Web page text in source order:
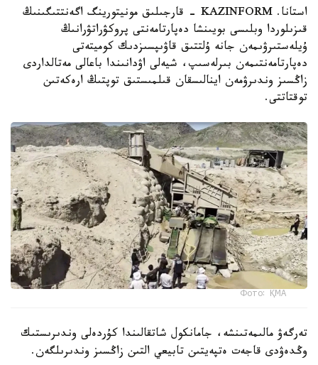
استانا. KAZINFORM - قارجىلىق مونيتورينگ اگەنتتىگىنىڭ
قىزىلوردا وبلىسى بويىنشا دەپارتامەنتى پروكۋراتۋرانىڭ
ۇيلەستىرۋىمەن جانە ۇلتتىق قاۋىپسىزدىك كوميتەتى
دەپارتامەنتىمەن بىرلەسىپ، شيەلى اۋدانىندا باعالى مەتالداردى
زاڭسىز وندىرۋمەن اينالىسقان قىلمىستىق توپتىڭ ارەكەتىن
توقتاتتى.
Фото: ҚМА
تەرگەۋ مالىمەتىنشە، جامانكول شاتقالىندا كۇردەلى وندىرىستىك
وڭدەۋدى قاجەت ەتپەيتىن تابيعي التىن زاڭسىز وندىرىلگەن.